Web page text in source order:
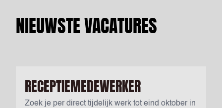
NIEUWSTE VACATURES
RECEPTIEMEDEWERKER
Zoek je per direct tijdelijk werk tot eind oktober in